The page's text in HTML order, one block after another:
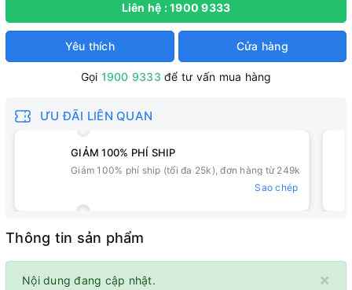
Liên hệ : 1900 9333
Yêu thích Cửa hàng
Gọi 1900 9333 để tư vấn mua hàng
ƯU ĐÃI LIÊN QUAN
GIẢM 100% PHÍ SHIP
Giảm 100% phí ship (tối đa 25k), đơn hàng từ 249k
Sao chép
Thông tin sản phẩm
×
Nội dung đang cập nhật.